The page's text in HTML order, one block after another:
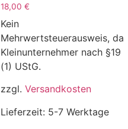
18,00 €
Kein
Mehrwertsteuerausweis, da
Kleinunternehmer nach §19
(1) UStG.
zzgl. Versandkosten
Lieferzeit: 5-7 Werktage